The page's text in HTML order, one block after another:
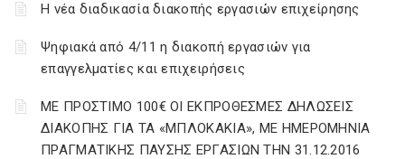
Η νέα διαδικασία διακοπής εργασιών επιχείρησης
Ψηφιακά από 4/11 η διακοπή εργασιών για
επαγγελματίες και επιχειρήσεις
ΜΕ ΠΡΟΣΤΙΜΟ 100€ ΟΙ ΕΚΠΡΟΘΕΣΜΕΣ ΔΗΛΩΣΕΙΣ
ΔΙΑΚΟΠΗΣ ΓΙΑ ΤΑ «ΜΠΛΟΚΑΚΙΑ», ΜΕ ΗΜΕΡΟΜΗΝΙΑ
ΠΡΑΓΜΑΤΙΚΗΣ ΠΑΥΣΗΣ ΕΡΓΑΣΙΩΝ ΤΗΝ 31.12.2016